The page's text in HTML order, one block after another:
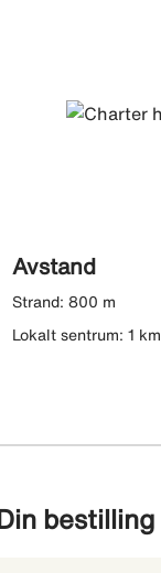
Avstand
Strand: 800 m
Lokalt sentrum: 1 km
Din bestilling